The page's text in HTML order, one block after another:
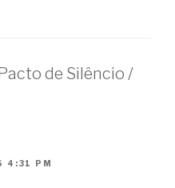
de Silêncio /
4:31 PM